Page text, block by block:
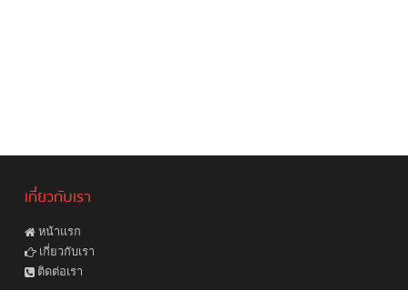
เกี่ยวกับเรา
หน้าแรก
เกี่ยวกับเรา
ติดต่อเรา